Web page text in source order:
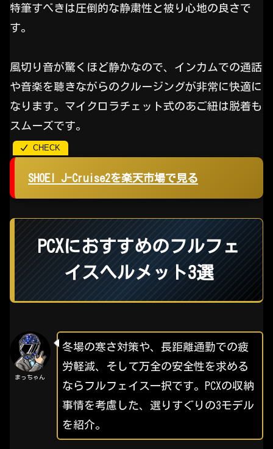
特筆すべきは圧倒的な静粛性と被り心地の良さで
す。
風切り音が驚くほど静かなので、インカムでの通話
や音楽を聴きながらのクルージングが非常に快適に
なります。マイクロラチェット式のあご紐は脱着も
スムーズです。
SHOEI J-Cruise2を楽天市場で見る
PCXにおすすめのフルフェ
イスヘルメット3選
まっちゃん
冬場の寒さ対策や、長距離通勤での疲
労軽減、そして万全の安全性を求める
ならフルフェイス一択です。PCXの収納
事情を考慮した、選りすぐりの3モデル
を紹介。